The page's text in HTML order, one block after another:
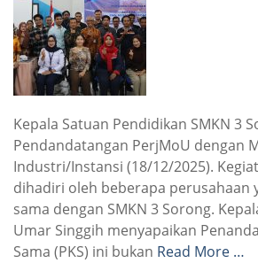
Kepala Satuan Pendidikan SMKN 3
Pendandatangan PerjMoU dengan
Industri/Instansi (18/12/2025).
dihadiri oleh beberapa perusahaan
sama dengan SMKN 3 Sorong.
Umar Singgih menyapaikan
Sama (PKS) ini bukan Read More …